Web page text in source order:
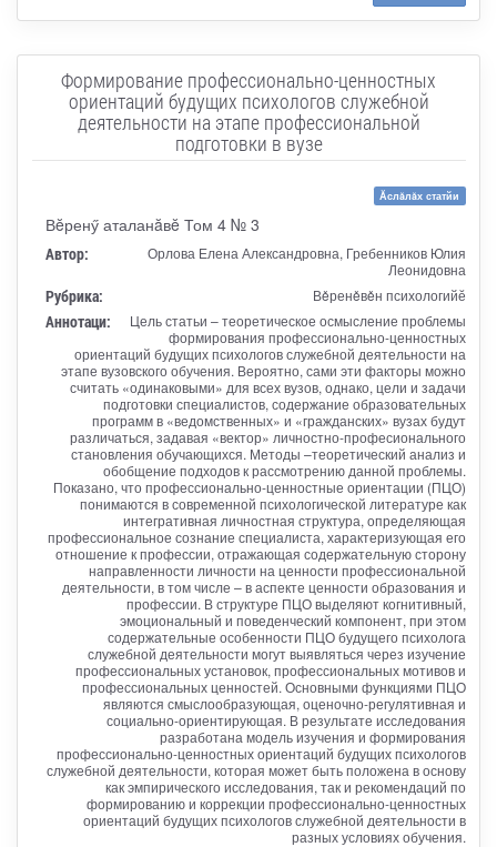
Формирование профессионально-ценностных
ориентаций будущих психологов служебной
деятельности на этапе профессиональной
подготовки в вузе
Ăслăлăх статйи
Вĕренӳ аталанăвĕ Том 4 № 3
Автор:
Орлова Елена Александровна, Гребенников Юлия
Леонидовна
Рубрика: Вěренěвěн психологийӗ
Аннотаци:
Цель статьи – теоретическое осмысление проблемы
формирования профессионально-ценностных
ориентаций будущих психологов служебной деятельности на
этапе вузовского обучения. Вероятно, сами эти факторы можно
считать «одинаковыми» для всех вузов, однако, цели и задачи
подготовки специалистов, содержание образовательных
программ в «ведомственных» и «гражданских» вузах будут
различаться, задавая «вектор» личностно-професионального
становления обучающихся. Методы –теоретический анализ и
обобщение подходов к рассмотрению данной проблемы.
Показано, что профессионально-ценностные ориентации (ПЦО)
понимаются в современной психологической литературе как
интегративная личностная структура, определяющая
профессиональное сознание специалиста, характеризующая его
отношение к профессии, отражающая содержательную сторону
направленности личности на ценности профессиональной
деятельности, в том числе – в аспекте ценности образования и
профессии. В структуре ПЦО выделяют когнитивный,
эмоциональный и поведенческий компонент, при этом
содержательные особенности ПЦО будущего психолога
служебной деятельности могут выявляться через изучение
профессиональных установок, профессиональных мотивов и
профессиональных ценностей. Основными функциями ПЦО
являются смыслообразующая, оценочно-регулятивная и
социально-ориентирующая. В результате исследования
разработана модель изучения и формирования
профессионально-ценностных ориентаций будущих психологов
служебной деятельности, которая может быть положена в основу
как эмпирического исследования, так и рекомендаций по
формированию и коррекции профессионально-ценностных
ориентаций будущих психологов служебной деятельности в
разных условиях обучения.